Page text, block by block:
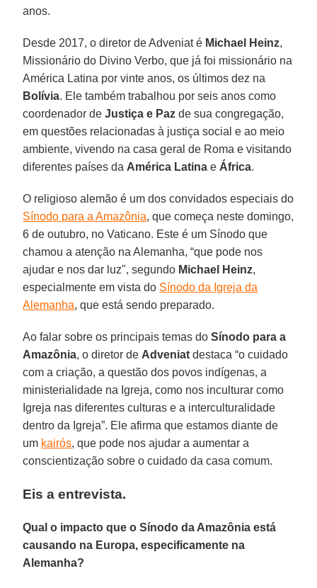
anos.
Desde 2017, o diretor de Adveniat é Michael Heinz,
Missionário do Divino Verbo, que já foi missionário na
América Latina por vinte anos, os últimos dez na
Bolívia. Ele também trabalhou por seis anos como
coordenador deJustiça e Paz de sua congregação,
em questões relacionadas à justiça social e ao meio
ambiente, vivendo na casa geral de Roma e visitando
diferentes países da América Latina e África.
O religioso alemão é um dos convidados especiais do
Sínodo para a Amazônia, que começa neste domingo,
6 de outubro, no Vaticano. Este é um Sínodo que
chamou a atenção na Alemanha, “que pode nos
ajudar e nos dar luz", segundo Michael Heinz,
especialmente em vista do Sínodo da Igreja da
Alemanha, que está sendo preparado.
Ao falar sobre os principais temas doSínodo para a
Amazônia, o diretor de Adveniat destaca “o cuidado
com a criação, a questão dos povos indígenas, a
ministerialidade na Igreja, como nos inculturar como
Igreja nas diferentes culturas e a interculturalidade
dentro da Igreja”. Ele afirma que estamos diante de
um kairós, que pode nos ajudar a aumentar a
conscientização sobre o cuidado da casa comum.
Eis a entrevista.
Qual o impacto que o Sínodo da Amazônia está
causando na Europa, especificamente na
Alemanha?